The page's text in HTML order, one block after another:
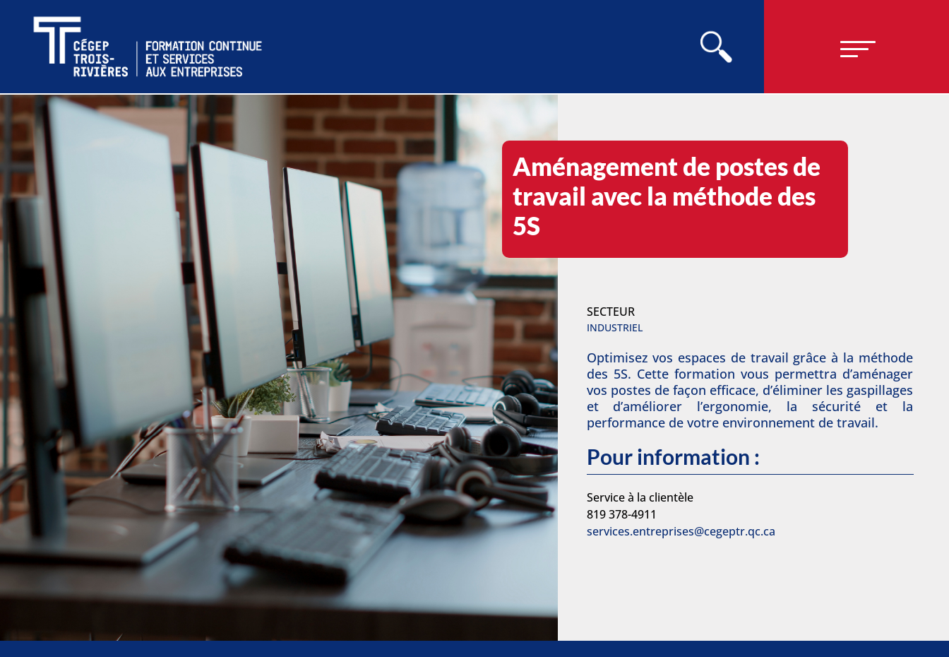
Aménagement de postes de
travail avec la méthode des
5S
SECTEUR
INDUSTRIEL
Optimisez vos espaces de travail grâce à la méthode
des 5S. Cette formation vous permettra d’aménager
vos postes de façon efficace, d’éliminer les gaspillages
et d’améliorer l’ergonomie, la sécurité et la
performance de votre environnement de travail.
Pour information :
Service à la clientèle
819 378-4911
services.entreprises@cegeptr.qc.ca